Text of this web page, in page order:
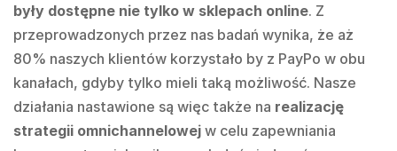
były dostępne nie tylko w sklepach online. Z
przeprowadzonych przez nas badań wynika, że aż
80% naszych klientów korzystało by z PayPo w obu
kanałach, gdyby tylko mieli taką możliwość. Nasze
działania nastawione są więc także na realizację
strategii omnichannelowej w celu zapewniania